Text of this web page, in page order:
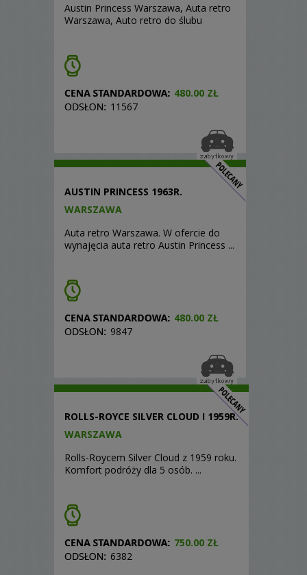
Austin Princess Warszawa, Auta retro
Warszawa, Auto retro do ślubu
480.00 ZŁ
11567
AUSTIN PRINCESS 1963R.
WARSZAWA
Auta retro Warszawa. W ofercie do
wynajęcia auta retro Austin Princess ...
480.00 ZŁ
9847
ROLLS-ROYCE SILVER CLOUD I 1959R.
WARSZAWA
Rolls-Roycem Silver Cloud z 1959 roku.
Komfort podróży dla 5 osób. ...
750.00 ZŁ
6382